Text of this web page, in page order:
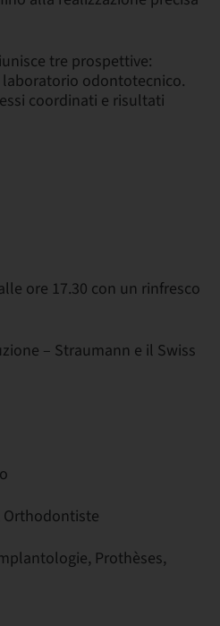
tre prospettive:
odontotecnico.
coordinati e risultati
ore 17.30 con un rinfresco
– Straumann e il Swiss
Orthodontiste
Prothèses,